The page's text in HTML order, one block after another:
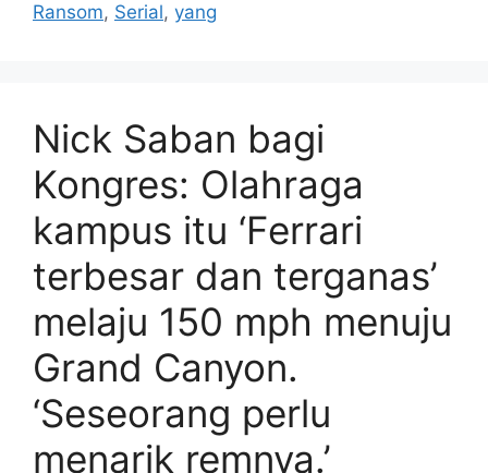
Ransom, Serial, yang
Nick Saban bagi
Kongres: Olahraga
kampus itu ‘Ferrari
terbesar dan terganas’
melaju 150 mph menuju
Grand Canyon.
‘Seseorang perlu
menarik remnya.’